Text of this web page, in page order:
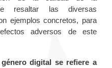
resaltar las diversas
ejemplos concretos, para
adversos de este
digital se refiere a